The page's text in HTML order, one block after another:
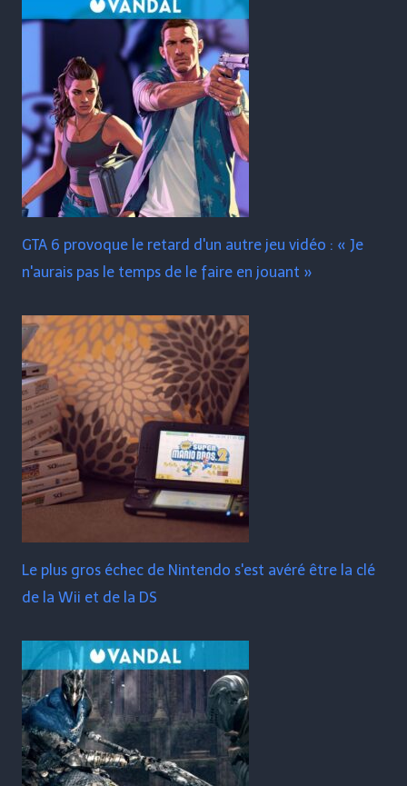
GTA 6 provoque le retard d'un autre jeu vidéo : « Je
n'aurais pas le temps de le faire en jouant »
Le plus gros échec de Nintendo s'est avéré être la clé
de la Wii et de la DS